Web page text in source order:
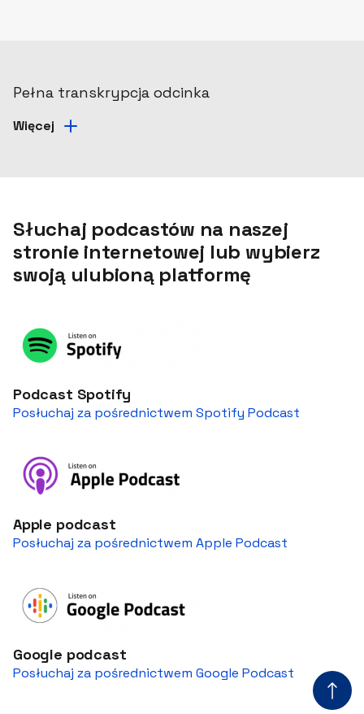
Pełna transkrypcja odcinka
Więcej
Słuchaj podcastów na naszej
stronie internetowej lub wybierz
swoją ulubioną platformę
Podcast Spotify
Posłuchaj za pośrednictwem Spotify Podcast
Apple podcast
Posłuchaj za pośrednictwem Apple Podcast
Google podcast
Posłuchaj za pośrednictwem Google Podcast